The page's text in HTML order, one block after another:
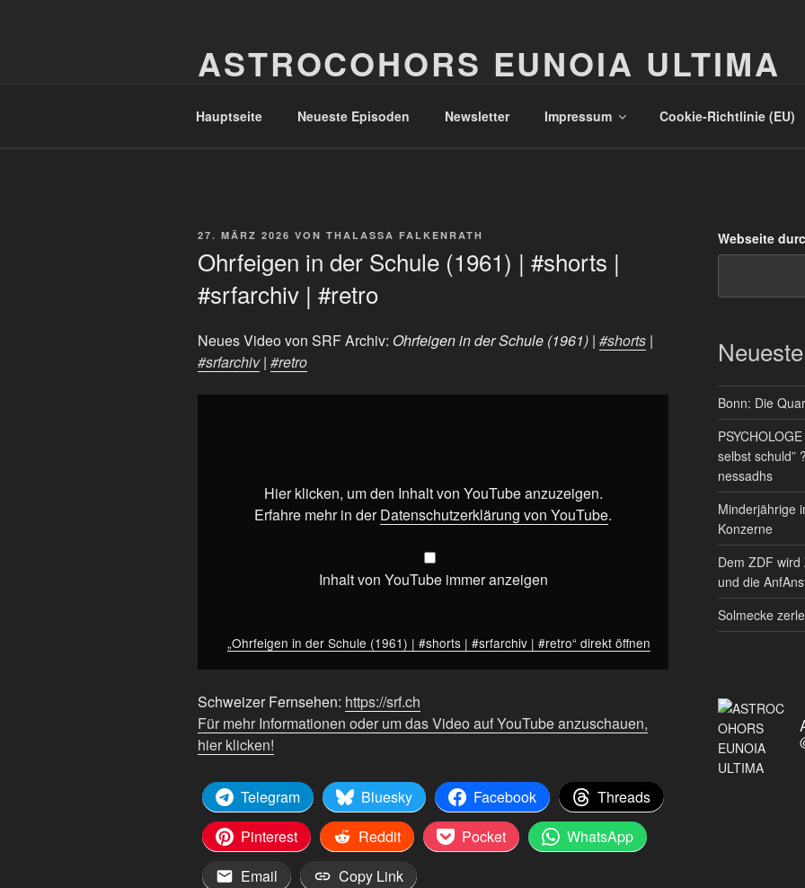
ASTROCOHORS EUNOIA ULTIMA
Hauptseite Neueste Episoden Newsletter Impressum Cookie-Richtlinie (EU)
VERÖFFENTLICHT
27. MÄRZ 2026 VON THALASSA FALKENRATH
Ohrfeigen in der Schule (1961) | #shorts |
#srfarchiv | #retro
Neues Video von SRF Archiv: Ohrfeigen in der Schule (1961) | #shorts |
#srfarchiv| #retro
Hier klicken, um den Inhalt von YouTube anzuzeigen.
Erfahre mehr in derDatenschutzerklärung von YouTube.
Inhalt von YouTube immer anzeigen
„Ohrfeigen in der Schule (1961) | #shorts | #srfarchiv | #retro“ direkt öffnen
Schweizer Fernsehen: https://srf.ch
Für mehr Informationen oder um das Video auf YouTube anzuschauen,
hier klicken!
Telegram Bluesky Facebook
Threads
Pinterest
Reddit Pocket
WhatsApp
Email
Copy Link
Webseite
Bonn: Die
selbst schuld”
nessadhs
Minderjährige
Konzerne
Dem ZDF
und die
Solmecke